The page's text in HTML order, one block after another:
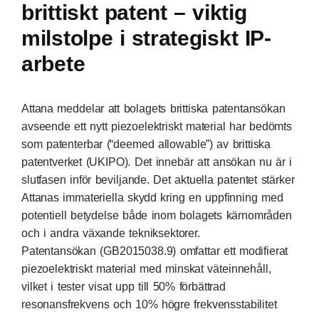
brittiskt patent – viktig
milstolpe i strategiskt IP-
arbete
Attana meddelar att bolagets brittiska patentansökan
avseende ett nytt piezoelektriskt material har bedömts
som patenterbar (“deemed allowable”) av brittiska
patentverket (UKIPO). Det innebär att ansökan nu är i
slutfasen inför beviljande. Det aktuella patentet stärker
Attanas immateriella skydd kring en uppfinning med
potentiell betydelse både inom bolagets kärnområden
och i andra växande tekniksektorer.
Patentansökan (GB2015038.9) omfattar ett modifierat
piezoelektriskt material med minskat väteinnehåll,
vilket i tester visat upp till 50% förbättrad
resonansfrekvens och 10% högre frekvensstabilitet